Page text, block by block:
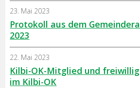
Protokoll aus dem
2023
23. Mai 2023
Kilbi-OK-Mitglied und
im Kilbi-OK
22. Mai 2023